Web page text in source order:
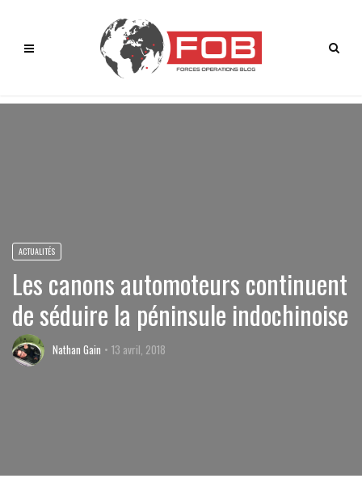
ACTUALITÉS
Les canons automoteurs continuent
de séduire la péninsule indochinoise
Nathan Gain 13 avril, 2018